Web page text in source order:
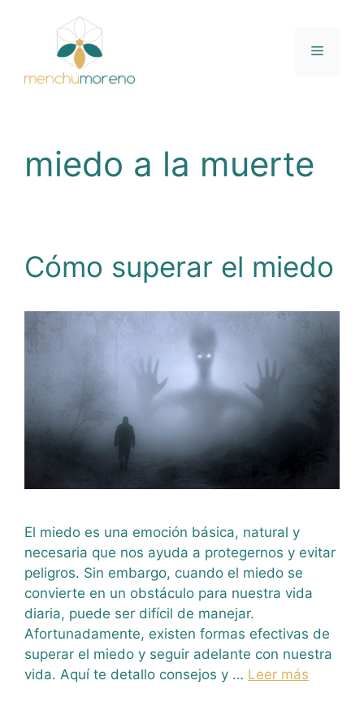
contenido
Menú
miedo a la muerte
Cómo superar el miedo
El miedo es una emoción básica, natural y
necesaria que nos ayuda a protegernos y evitar
peligros. Sin embargo, cuando el miedo se
convierte en un obstáculo para nuestra vida
diaria, puede ser difícil de manejar.
Afortunadamente, existen formas efectivas de
superar el miedo y seguir adelante con nuestra
vida. Aquí te detallo consejos y … Leer más